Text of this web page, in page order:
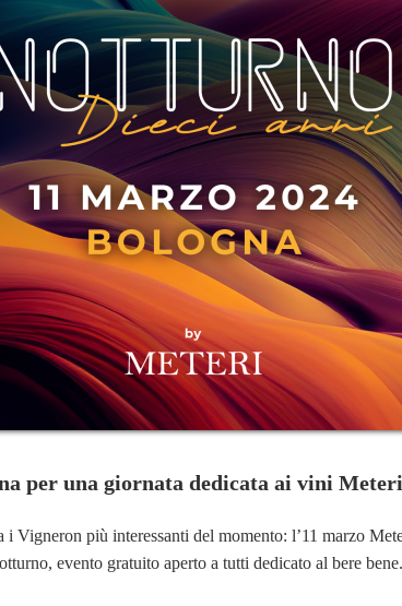
per una giornata dedicata ai vini Meteri
Vigneron più interessanti del momento: l’11 marzo
evento gratuito aperto a tutti dedicato al bere bene.